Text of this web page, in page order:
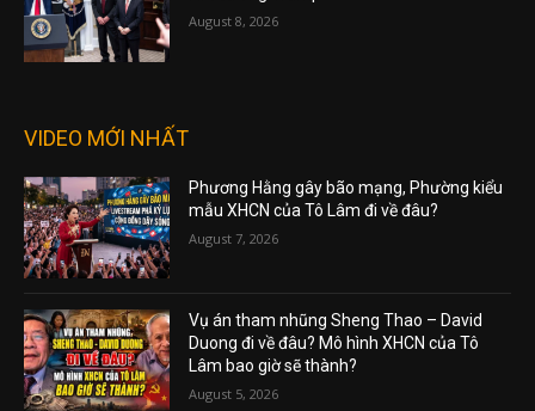
August 8, 2026
VIDEO MỚI NHẤT
Phương Hằng gây bão mạng, Phường kiểu
mẫu XHCN của Tô Lâm đi về đâu?
August 7, 2026
Vụ án tham nhũng Sheng Thao – David
Duong đi về đâu? Mô hình XHCN của Tô
Lâm bao giờ sẽ thành?
August 5, 2026